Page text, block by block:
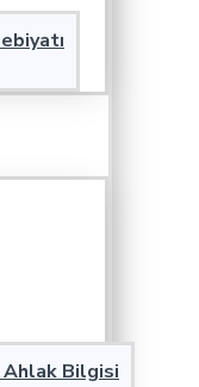
Ahlak Bilgisi